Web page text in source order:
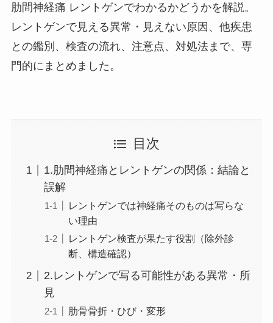
肋間神経痛 レントゲンでわかるかどうかを解説。
レントゲンで見える異常・見えない原因、他疾患
との鑑別、検査の流れ、注意点、対処法まで、専
門的にまとめました。
目次
1.肋間神経痛とレントゲンの関係：結論と
誤解
レントゲンでは神経痛そのものは写らな
い理由
レントゲン検査が果たす役割（除外診
断、構造確認）
2.レントゲンで写る可能性がある異常・所
見
肋骨骨折・ひび・変形